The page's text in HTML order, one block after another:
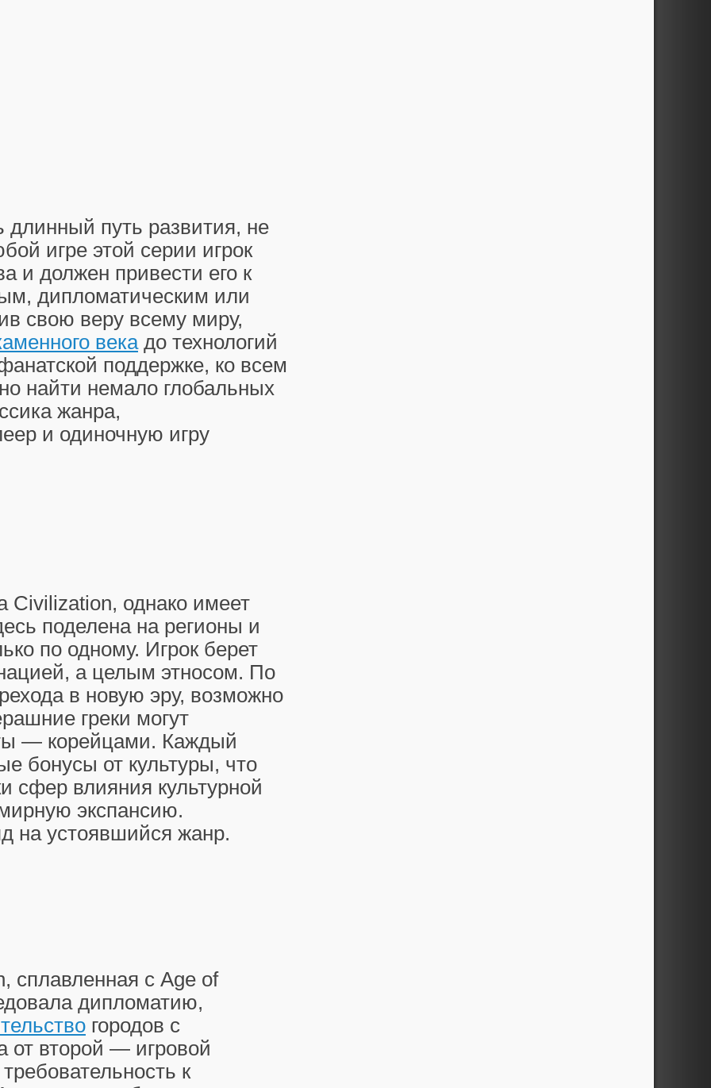
длинный путь развития, не
игре этой серии игрок
и должен привести его к
дипломатическим или
свою веру всему миру,
векадо технологий
поддержке, ко всем
найти немало глобальных
жанра,
и одиночную игру
Civilization, однако имеет
поделена на регионы и
по одному. Игрок берет
а целым этносом. По
в новую эру, возможно
греки могут
— корейцами. Каждый
бонусы от культуры, что
сфер влияния культурной
экспансию.
на устоявшийся жанр.
сплавленная с Age of
дипломатию,
городов с
от второй — игровой
к